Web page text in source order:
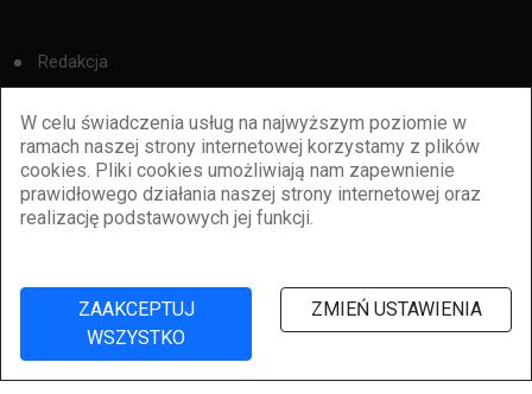
W celu świadczenia usług na najwyższym poziomie w
ramach naszej strony internetowej korzystamy z plików
cookies. Pliki cookies umożliwiają nam zapewnienie
prawidłowego działania naszej strony internetowej oraz
realizację podstawowych jej funkcji.
ZAAKCEPTUJ
WSZYSTKO
ZMIEŃ USTAWIENIA
Redakcja
Cookies
Reklama
BBiletomania